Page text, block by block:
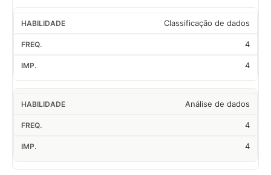
Classificação de dados
4
4
Análise de dados
4
4